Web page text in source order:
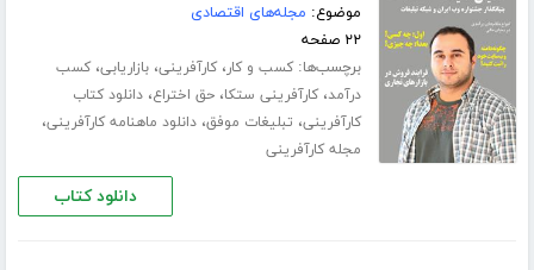
موضوع: مجله‌های اقتصادی
۲۲ صفحه
برچسب‌ها:کسب و کار،کارآفرینی،بازاریابی،کسب
درآمد،کارآفرینی ستکا،حق اختراع،دانلود کتاب
کارآفرینی، تبلیغات موفق،دانلود ماهنامه کارآفرینی،
مجله کارآفرینی
دانلود کتاب